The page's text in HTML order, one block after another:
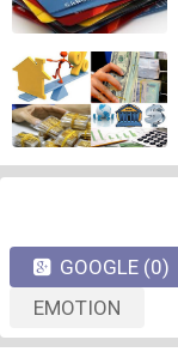
GOOGLE (0)
EMOTION